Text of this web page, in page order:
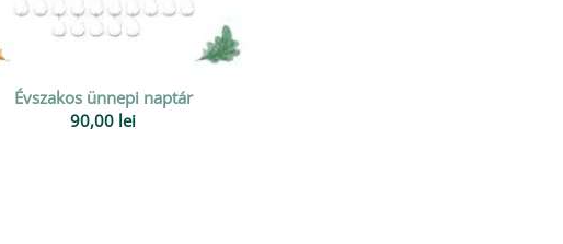
Évszakos ünnepi naptár
90,00 lei